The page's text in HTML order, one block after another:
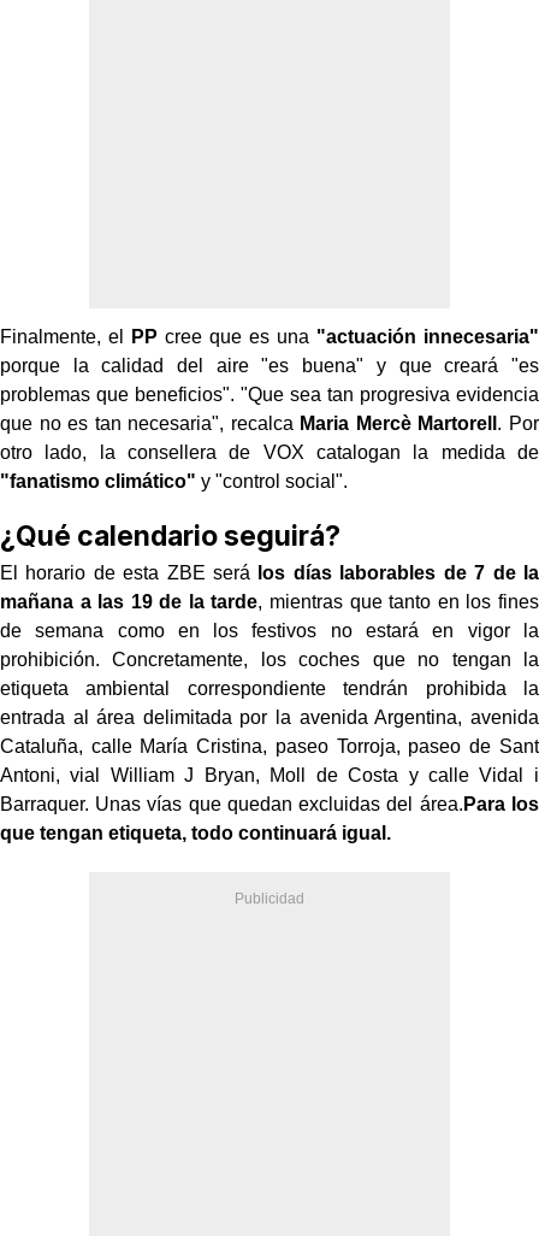
Finalmente, el PP cree que es una "actuación innecesaria"
porque la calidad del aire "es buena" y que creará "es
problemas que beneficios". "Que sea tan progresiva evidencia
que no es tan necesaria", recalca Maria Mercè Martorell . Por
otro lado, la consellera de VOX catalogan la medida de
"fanatismo climático" y "control social".
¿Qué calendario seguirá?
El horario de esta ZBE será
los días laborables de 7 de la
mañana a las 19 de la tarde, mientras que tanto en los fines
de semana como en los festivos no estará en vigor la
prohibición. Concretamente, los coches que no tengan la
etiqueta ambiental correspondiente tendrán prohibida la
entrada al área delimitada por la avenida Argentina, avenida
Cataluña, calle María Cristina, paseo Torroja, paseo de Sant
Antoni, vial William J Bryan, Moll de Costa y calle Vidal i
Barraquer. Unas vías que quedan excluidas del área. Para los
que tengan etiqueta, todo continuará igual.